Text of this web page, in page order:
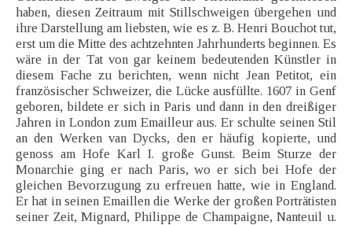
haben, diesen Zeitraum mit Stillschweigen übergehen und
ihre Darstellung am liebsten, wie es z. B. Henri Bouchot tut,
erst um die Mitte des achtzehnten Jahrhunderts beginnen. Es
wäre in der Tat von gar keinem bedeutenden Künstler in
diesem Fache zu berichten, wenn nicht Jean Petitot, ein
französischer Schweizer, die Lücke ausfüllte. 1607 in Genf
geboren, bildete er sich in Paris und dann in den dreißiger
Jahren in London zum Emailleur aus. Er schulte seinen Stil
an den Werken van Dycks, den er häufig kopierte, und
genoss am Hofe Karl I. große Gunst. Beim Sturze der
Monarchie ging er nach Paris, wo er sich bei Hofe der
gleichen Bevorzugung zu erfreuen hatte, wie in England.
Er hat in seinen Emaillen die Werke der großen Porträtisten
seiner Zeit, Mignard, Philippe de Champaigne, Nanteuil u.